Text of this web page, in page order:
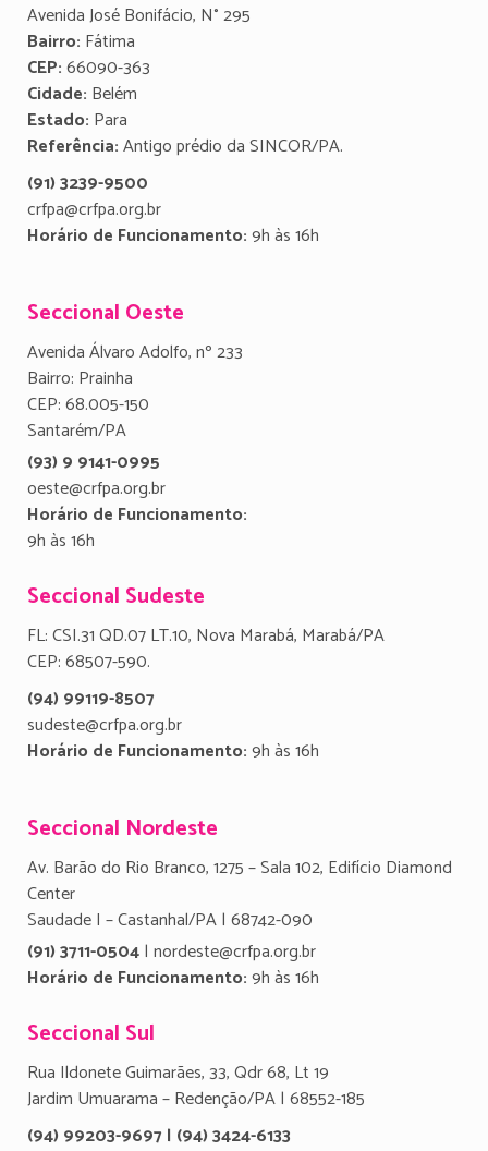
Avenida José Bonifácio, N° 295
Bairro: Fátima
CEP:66090-363
Cidade: Belém
Estado: Para
Referência:Antigo prédio da SINCOR/PA.
(91) 3239-9500
crfpa@crfpa.org.br
Horário de Funcionamento:9h às 16h
Seccional Oeste
Avenida Álvaro Adolfo, nº 233
Bairro: Prainha
CEP: 68.005-150
Santarém/PA
(93) 9 9141-0995
oeste@crfpa.org.br
Horário de Funcionamento:
9h às 16h
Seccional Sudeste
FL: CSI.31 QD.07 LT.10, Nova Marabá, Marabá/PA
CEP: 68507-590.
(94) 99119-8507
sudeste@crfpa.org.br
Horário de Funcionamento:9h às 16h
Seccional Nordeste
Av. Barão do Rio Branco, 1275 – Sala 102, Edifício Diamond
Center
Saudade I – Castanhal/PA | 68742-090
(91) 3711-0504| nordeste@crfpa.org.br
Horário de Funcionamento:9h às 16h
Seccional Sul
Rua Ildonete Guimarães, 33, Qdr 68, Lt 19
Jardim Umuarama – Redenção/PA | 68552-185
(94) 99203-9697 | (94) 3424-6133